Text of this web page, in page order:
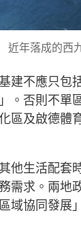
近年落成的西
建不應只包
。否則不單
區及啟德體
他生活配
需求。兩地
域協同發展